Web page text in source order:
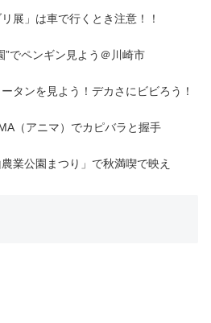
展」は車で行くとき注意！！
”でペンギン見よう＠川崎市
タンを見よう！デカさにビビろう！
（アニマ）でカピバラと握手
業公園まつり」で秋満喫で映え